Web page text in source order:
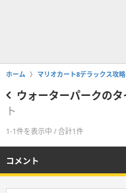
ホーム マリオカート8デラックス攻
ウォーターパークの
ト
1-1件を表示中 / 合計1件
コメント